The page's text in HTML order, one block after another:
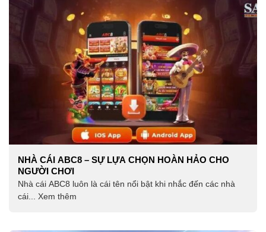
NHÀ CÁI ABC8 – SỰ LỰA CHỌN HOÀN HẢO CHO
NGƯỜI CHƠI
Nhà cái ABC8 luôn là cái tên nổi bật khi nhắc đến các nhà
cái... Xem thêm